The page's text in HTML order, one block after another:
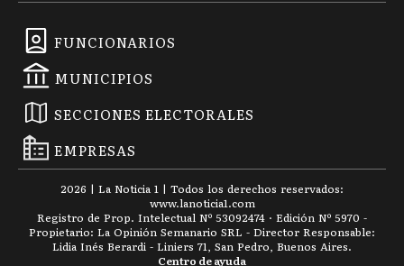
FUNCIONARIOS
MUNICIPIOS
SECCIONES ELECTORALES
EMPRESAS
2026 | La Noticia 1 | Todos los derechos reservados:
www.lanoticia1.com
Registro de Prop. Intelectual Nº 53092474 · Edición Nº 5970 -
Propietario: La Opinión Semanario SRL - Director Responsable:
Lidia Inés Berardi - Liniers 71, San Pedro, Buenos Aires.
Centro de ayuda